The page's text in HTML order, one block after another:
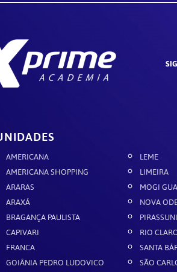
AMERICANA
AMERICANA SHOPPING
ARARAS
ARAXÁ
BRAGANÇA PAULISTA
CAPIVARI
FRANCA
GOIÂNIA PEDRO LUDOVICO
LEME
LIMEIRA
MOGI
NOVA
RIO
SANTA
SÃO